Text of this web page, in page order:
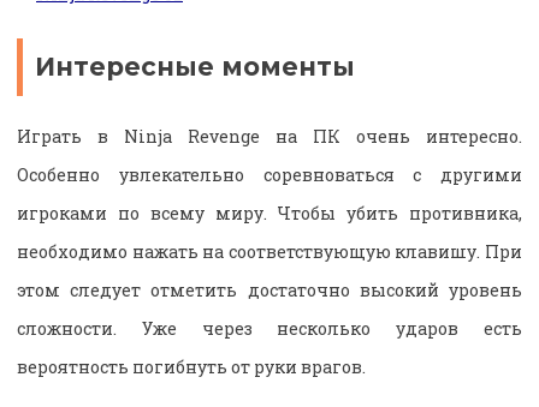
Интересные моменты
Играть в Ninja Revenge на ПК очень интересно.
Особенно увлекательно соревноваться с другими
игроками по всему миру. Чтобы убить противника,
необходимо нажать на соответствующую клавишу. При
этом следует отметить достаточно высокий уровень
сложности. Уже через несколько ударов есть
вероятность погибнуть от руки врагов.